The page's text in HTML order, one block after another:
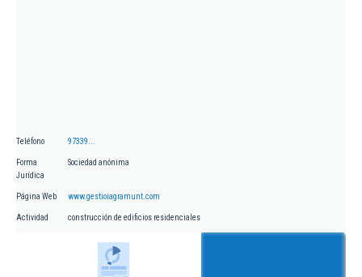
Teléfono 97339...
Forma
Jurídica
Sociedad anónima
Página Web www.gestioiagramunt.com
Actividad construcción de edificios residenciales